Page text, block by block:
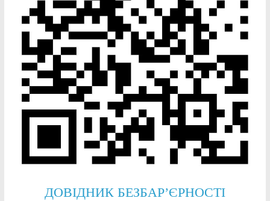
ДОВІДНИК БЕЗБАР’ЄРНОСТІ